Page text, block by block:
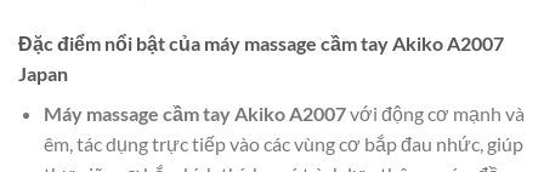
Đặc điểm nổi bật của máy massage cầm tay Akiko A2007
Japan
Máy massage cầm tay Akiko A2007với động cơ mạnh và
êm, tác dụng trực tiếp vào các vùng cơ bắp đau nhức, giúp